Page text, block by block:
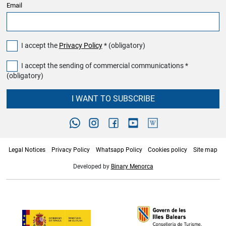
Email
I accept the Privacy Policy* (obligatory)
I accept the sending of commercial communications *
(obligatory)
I WANT TO SUBSCRIBE
Legal Notices Privacy Policy Whatsapp Policy Cookies policy Site map
Developed by Binary Menorca